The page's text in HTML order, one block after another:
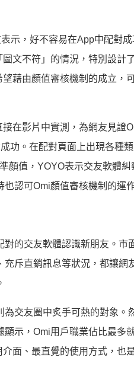
示，好不容易在App中配對
文不符」的情況，特別設計
藉由顏值審核機制的成立，
在影片中實測，為網友見證
功。在配對頁面上出現各種
顏值，YOYO表示交友軟體
認可Omi顏值審核機制的運
的交友軟體認識新朋友。市
斥直銷訊息等狀況，都讓網
交友圈中炙手可熱的對象。
示，Omi用戶職業佔比最多
面、最直覺的使用方式，也